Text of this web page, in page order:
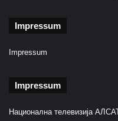
Impressum
Impressum
Impressum
Национална телевизија